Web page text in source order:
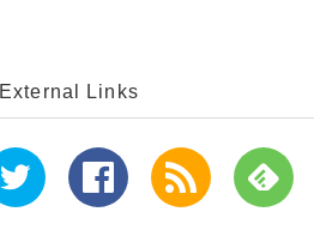
External Links